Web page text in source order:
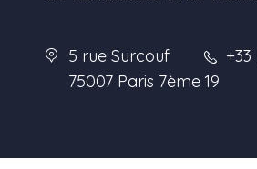
5 rue Surcouf
75007 Paris 7ème 19